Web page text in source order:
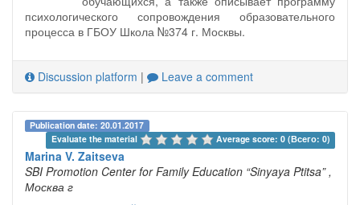
психологического сопровождения образовательного
процесса в ГБОУ Школа №374 г. Москвы.
Discussion platform | Leave a comment
Publication date: 20.01.2017
Evaluate the material
Average score: 0 (Всего: 0)
Marina V. Zaitseva
SBI Promotion Center for Family Education “Sinyaya Ptitsa” ,
Москва г